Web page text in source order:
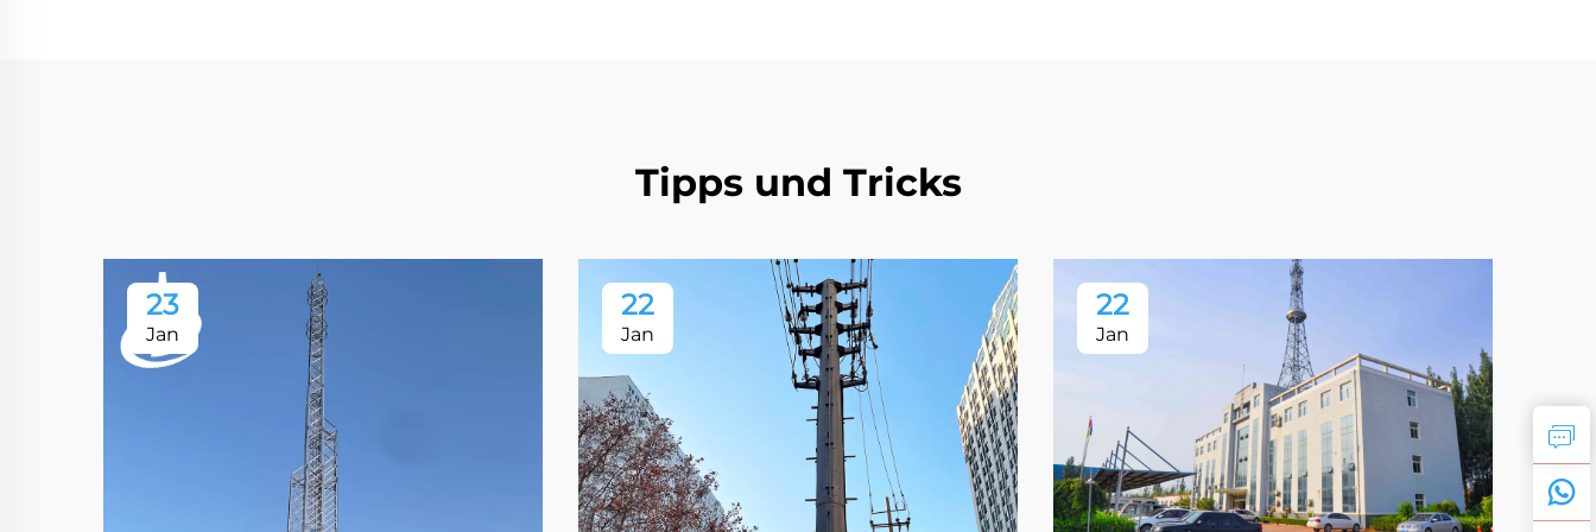
Tipps und Tricks
23
Jan
22
Jan
22
Jan